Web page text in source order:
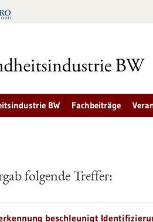
BW Fachbeiträge
folgende Treffer:
beschleunigt